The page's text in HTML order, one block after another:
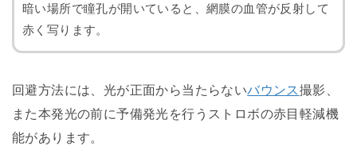
暗い場所で瞳孔が開いていると、網膜の血管が反射して
赤く写ります。
回避方法には、光が正面から当たらないバウンス撮影、
また本発光の前に予備発光を行うストロボの赤目軽減機
能があります。